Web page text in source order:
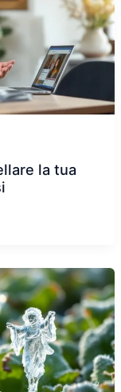
la tua